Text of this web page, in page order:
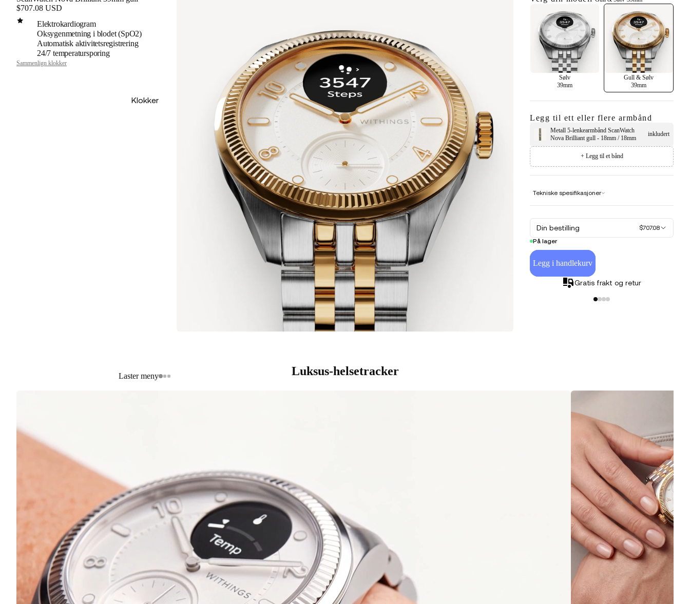
Klokker
Laster meny
$707.08 USD
Elektrokardiogram
Oksygenmetning i blodet (SpO2)
Automatisk aktivitetsregistrering
24/7 temperatursporing
Sammenlign klokker
Sølv
39mm
Gull & Sølv
39mm
Legg til ett eller flere armbånd
Metall 5-lenkearmbånd ScanWatch
Nova Brilliant gull - 18mm / 18mm
inkludert
+ Legg til et bånd
Tekniske spesifikasjoner
Din bestilling
$707.08
På lager
Legg i handlekurv
Gratis frakt og retur
Luksus-helsetracker